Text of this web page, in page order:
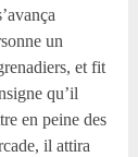
un
et fit
qu’il
en peine des
il attira